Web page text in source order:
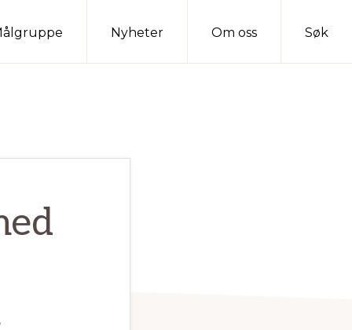
Nyheter Om oss Søk